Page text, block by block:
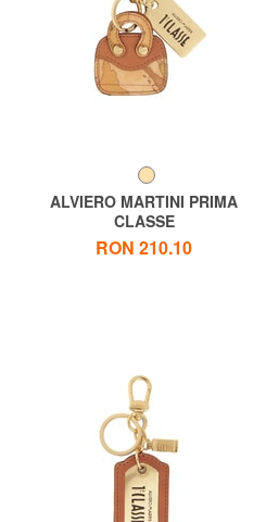
ALVIERO MARTINI PRIMA
CLASSE
GEO CLASSIC Breloc cu
pandantiv pentru minibag
RON 210.10